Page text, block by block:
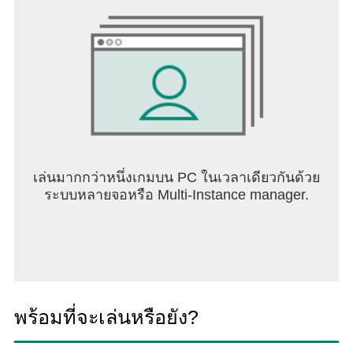
เล่นมากกว่าหนึ่งเกมบน PC ในเวลาเดียวกันด้วย
ระบบหลายจอหรือ Multi-Instance manager.
พร้อมที่จะเล่นหรือยัง?